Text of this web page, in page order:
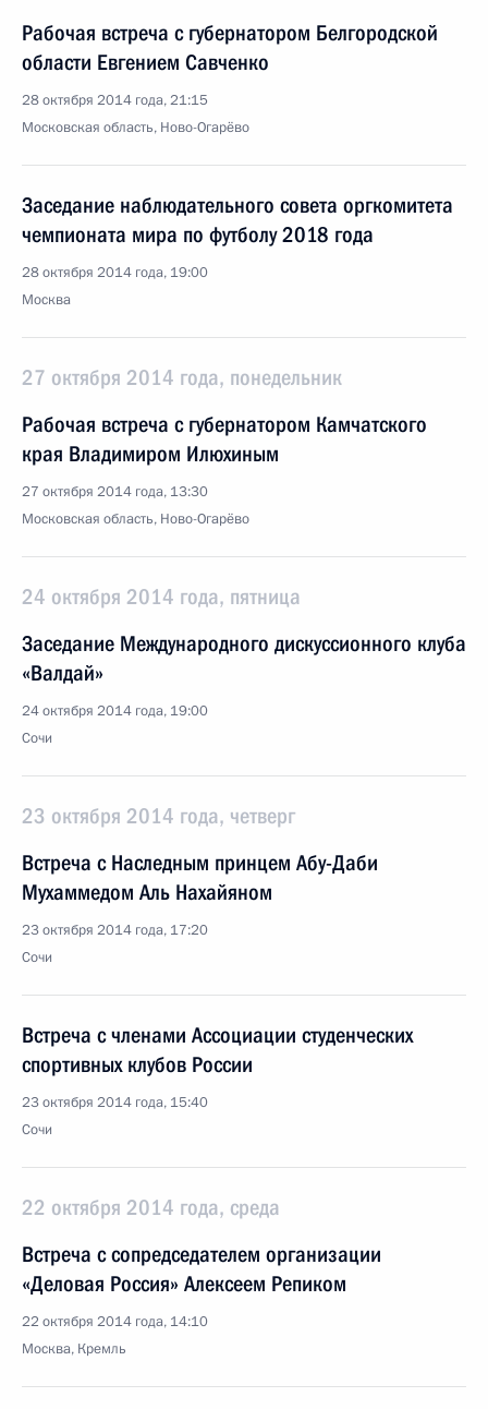
Рабочая встреча с губернатором Белгородской
области Евгением Савченко
28 октября 2014 года, 21:15
Московская область, Ново-Огарёво
Заседание наблюдательного совета оргкомитета
чемпионата мира по футболу 2018 года
28 октября 2014 года, 19:00
Москва
27 октября 2014 года, понедельник
Рабочая встреча с губернатором Камчатского
края Владимиром Илюхиным
27 октября 2014 года, 13:30
Московская область, Ново-Огарёво
24 октября 2014 года, пятница
Заседание Международного дискуссионного клуба
«Валдай»
24 октября 2014 года, 19:00
Сочи
23 октября 2014 года, четверг
Встреча с Наследным принцем Абу-Даби
Мухаммедом Аль Нахайяном
23 октября 2014 года, 17:20
Сочи
Встреча с членами Ассоциации студенческих
спортивных клубов России
23 октября 2014 года, 15:40
Сочи
22 октября 2014 года, среда
Встреча с сопредседателем организации
«Деловая Россия» Алексеем Репиком
22 октября 2014 года, 14:10
Москва, Кремль